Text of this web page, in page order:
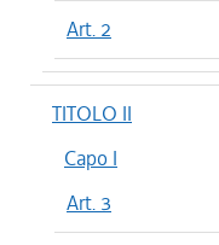
Art. 2
TITOLO II
Capo I
Art. 3